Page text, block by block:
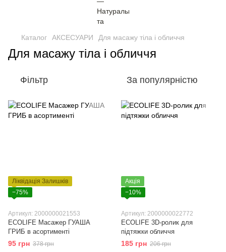
Каталог АКСЕСУАРИ Для масажу тіла і обличчя
Для масажу тіла і обличчя
Фільтр За популярністю
Ліквідація Залишків
−75%
Артикул: 2000000021553
ECOLIFE Масажер ГУАША
ГРИБ в асортименті
95 грн 378 грн
Акція
−10%
Артикул: 2000000022772
ECOLIFE 3D-ролик для
підтяжки обличчя
185 грн 206 грн